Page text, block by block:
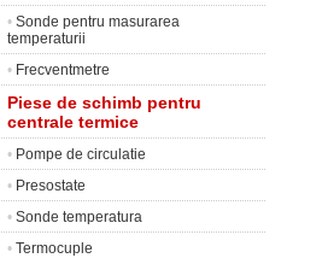
• Sonde pentru masurarea
temperaturii
• Frecventmetre
Piese de schimb pentru
centrale termice
• Pompe de circulatie
• Presostate
• Sonde temperatura
• Termocuple